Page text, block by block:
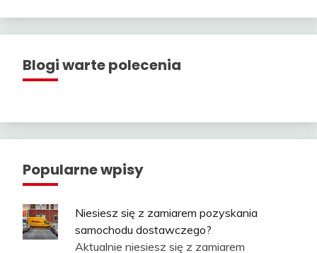
Blogi warte polecenia
Popularne wpisy
Niesiesz się z zamiarem pozyskania
samochodu dostawczego?
Aktualnie niesiesz się z zamiarem